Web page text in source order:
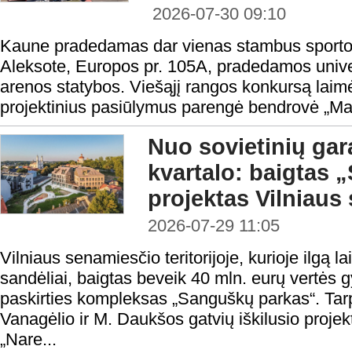
2026-07-30 09:10
Kaune pradedamas dar vienas stambus
Aleksote, Europos pr. 105A, pradedamos
arenos statybos. Viešąjį rangos konkursą
projektinius pasiūlymus parengė bendrovė
Nuo sovietinių
kvartalo: baigtas
projektas Vilniaus
2026-07-29 11:05
Vilniaus senamiesčio teritorijoje, kurioje ilgą
sandėliai, baigtas beveik 40 mln. eurų vertės
paskirties kompleksas „Sanguškų parkas“.
Vanagėlio ir M. Daukšos gatvių iškilusio
„Nare...